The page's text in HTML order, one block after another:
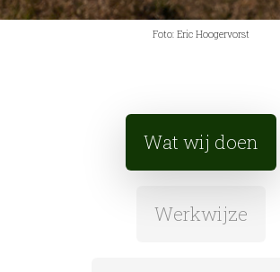
Foto: Eric Hoogervorst
Wat wij doen
Werkwijze